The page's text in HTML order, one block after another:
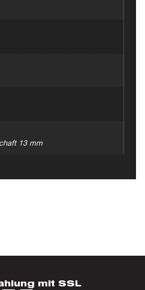
13 mm
mit SSL